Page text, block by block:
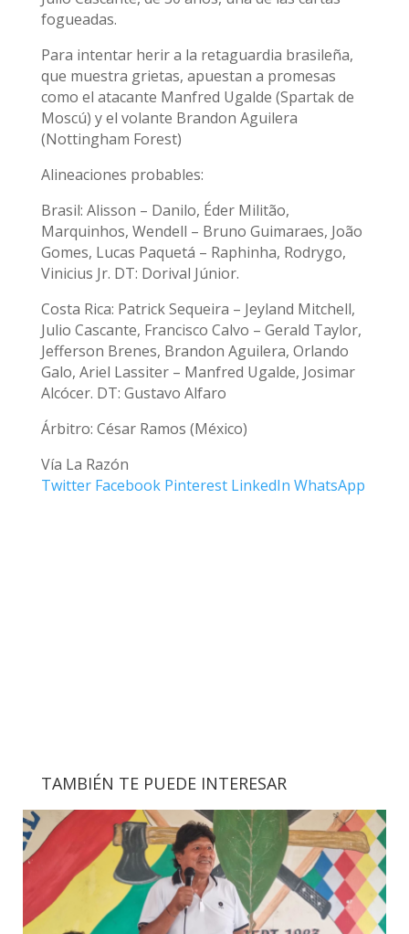
fogueadas.
Para intentar herir a la retaguardia brasileña,
que muestra grietas, apuestan a promesas
como el atacante Manfred Ugalde (Spartak de
Moscú) y el volante Brandon Aguilera
(Nottingham Forest)
Alineaciones probables:
Brasil: Alisson – Danilo, Éder Militão,
Marquinhos, Wendell – Bruno Guimaraes, João
Gomes, Lucas Paquetá – Raphinha, Rodrygo,
Vinicius Jr. DT: Dorival Júnior.
Costa Rica: Patrick Sequeira – Jeyland Mitchell,
Julio Cascante, Francisco Calvo – Gerald Taylor,
Jefferson Brenes, Brandon Aguilera, Orlando
Galo, Ariel Lassiter – Manfred Ugalde, Josimar
Alcócer. DT: Gustavo Alfaro
Árbitro: César Ramos (México)
Vía La Razón
Twitter Facebook Pinterest LinkedIn WhatsApp
TAMBIÉN TE PUEDE INTERESAR